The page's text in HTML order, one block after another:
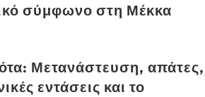
σύμφωνο στη Μέκκα
Μετανάστευση, απάτες,
εντάσεις και το